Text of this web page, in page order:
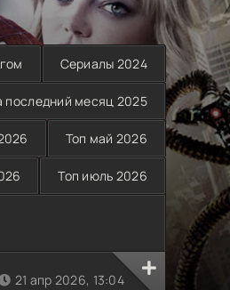
Сериалы 2024
последний месяц 2025
Топ май 2026
Топ июль 2026
21 апр 2026, 13:04